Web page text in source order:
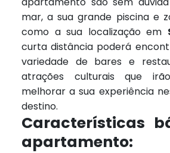
mar, a sua grande piscina e
como a sua localização em
curta distância poderá
variedade de bares e
atrações culturais que
melhorar a sua experiência
destino.
Características
apartamento: